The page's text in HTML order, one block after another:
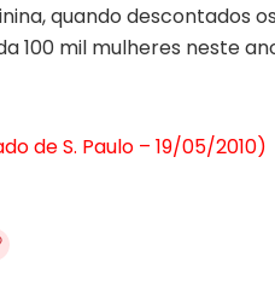
quando descontados
100 mil mulheres neste
de S. Paulo – 19/05/2010)